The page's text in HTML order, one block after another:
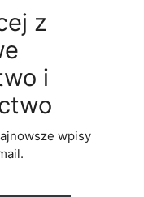
z
i
wpisy